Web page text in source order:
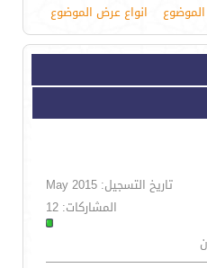
انواع عرض الموضوع
تاريخ التسجيل: May 2015
المشاركات: 12